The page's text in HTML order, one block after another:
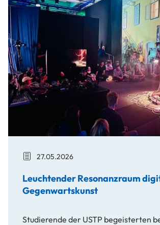
27.05.2026
Leuchtender Resonanzraum
Gegenwartskunst
Studierende der USTP begeisterten